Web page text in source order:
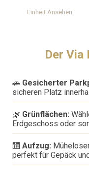
Einheit Ansehen
Der Via
🚗 Gesicherter
sicheren Platz
🌿 Grünflächen:
Erdgeschoss oder
🛗 Aufzug:
perfekt für Gepäck